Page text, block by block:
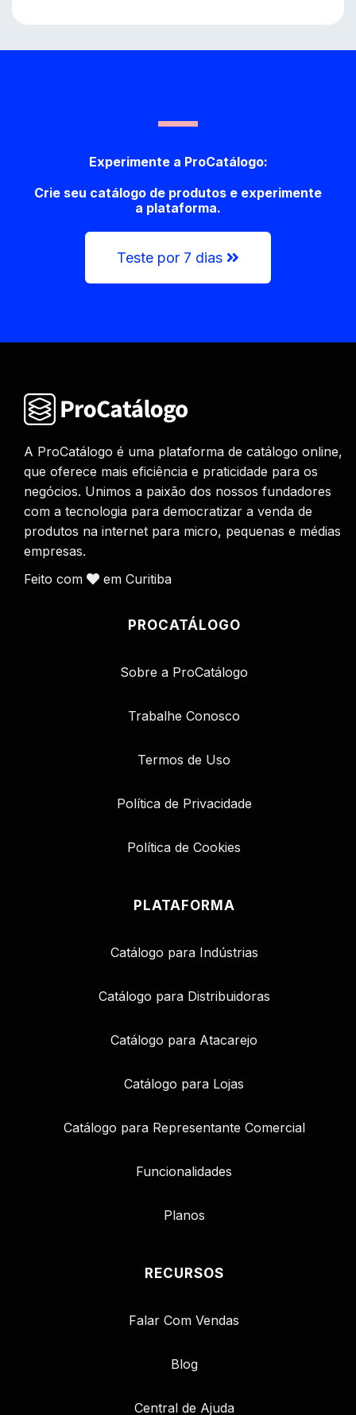
Experimente a ProCatálogo:
Crie seu catálogo de produtos e experimente
a plataforma.
Teste por 7 dias
A ProCatálogo é uma plataforma de catálogo online,
que oferece mais eficiência e praticidade para os
negócios. Unimos a paixão dos nossos fundadores
com a tecnologia para democratizar a venda de
produtos na internet para micro, pequenas e médias
empresas.
Feito com
em Curitiba
PROCATÁLOGO
Sobre a ProCatálogo
Trabalhe Conosco
Termos de Uso
Política de Privacidade
Política de Cookies
PLATAFORMA
Catálogo para Indústrias
Catálogo para Distribuidoras
Catálogo para Atacarejo
Catálogo para Lojas
Catálogo para Representante Comercial
Funcionalidades
Planos
RECURSOS
Falar Com Vendas
Blog
Central de Ajuda